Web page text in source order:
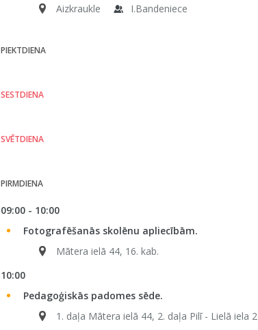
Aizkraukle
I.Bandeniece
PIEKTDIENA
SESTDIENA
SVĒTDIENA
PIRMDIENA
09:00 - 10:00
Fotografēšanās skolēnu apliecībām.
Mātera ielā 44, 16. kab.
10:00
Pedagoģiskās padomes sēde.
1. daļa Mātera ielā 44, 2. daļa Pilī - Lielā iela 2